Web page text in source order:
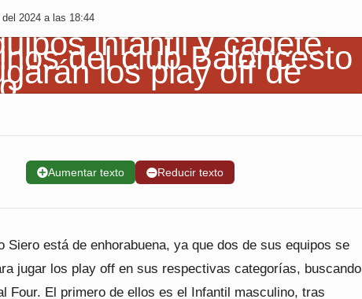
2024 a las 18:44
➕Aumentar texto ➖Reducir texto
Siero está de enhorabuena, ya que dos de sus equipos se
jugar los play off en sus respectivas categorías, buscando
Four. El primero de ellos es el Infantil masculino, tras